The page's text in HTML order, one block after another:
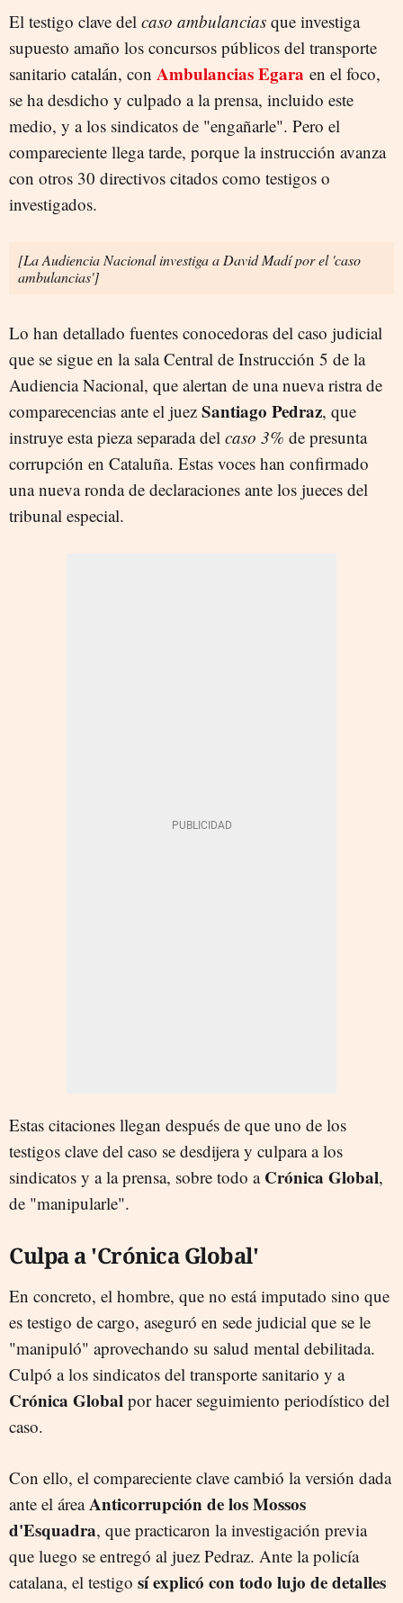
El testigo clave del caso ambulancias que investiga
supuesto amaño los concursos públicos del transporte
sanitario catalán, con Ambulancias Egara en el foco,
se ha desdicho y culpado a la prensa, incluido este
medio, y a los sindicatos de "engañarle". Pero el
compareciente llega tarde, porque la instrucción avanza
con otros 30 directivos citados como testigos o
investigados.
[La Audiencia Nacional investiga a David Madí por el 'caso
ambulancias']
Lo han detallado fuentes conocedoras del caso judicial
que se sigue en la sala Central de Instrucción 5 de la
Audiencia Nacional, que alertan de una nueva ristra de
comparecencias ante el juez Santiago Pedraz, que
instruye esta pieza separada del caso 3% de presunta
corrupción en Cataluña. Estas voces han confirmado
una nueva ronda de declaraciones ante los jueces del
tribunal especial.
Estas citaciones llegan después de que uno de los
testigos clave del caso se desdijera y culpara a los
sindicatos y a la prensa, sobre todo a Crónica Global,
de "manipularle".
Culpa a 'Crónica Global'
En concreto, el hombre, que no está imputado sino que
es testigo de cargo, aseguró en sede judicial que se le
"manipuló" aprovechando su salud mental debilitada.
Culpó a los sindicatos del transporte sanitario y a
Crónica Global por hacer seguimiento periodístico del
caso.
Con ello, el compareciente clave cambió la versión dada
ante el áreaAnticorrupción de los Mossos
d'Esquadra, que practicaron la investigación previa
que luego se entregó al juez Pedraz. Ante la policía
catalana, el testigo sí explicó con todo lujo de detalles